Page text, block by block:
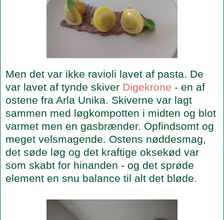
Men det var ikke ravioli lavet af pasta. De
var lavet af tynde skiver Digekrone - en af
ostene fra Arla Unika. Skiverne var lagt
sammen med løgkompotten i midten og blot
varmet men en gasbrænder. Opfindsomt og
meget velsmagende. Ostens nøddesmag,
det søde løg og det kraftige oksekød var
som skabt for hinanden - og det sprøde
element en snu balance til alt det bløde.